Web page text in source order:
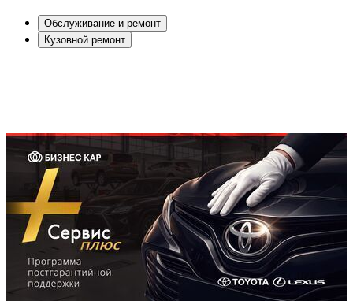
Обслуживание и ремонт
Кузовной ремонт